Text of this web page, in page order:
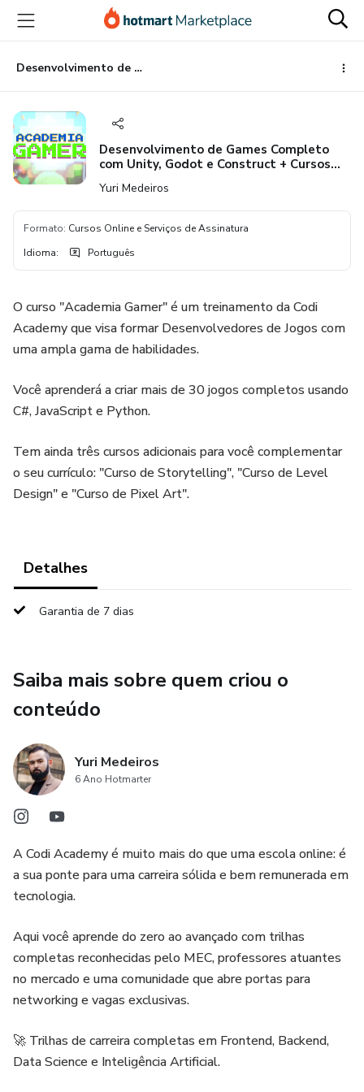
para
conteúdo
principal
para
pagamento
para
rodapé
Desenvolvimento de Games Completo com Unity, Godot e Construct + Cursos Extras
Desenvolvimento de Games Completo
com Unity, Godot e Construct + Cursos
Yuri Medeiros
Formato: Cursos Online e Serviços de Assinatura
Idioma: Português
O curso "Academia Gamer" é um treinamento da Codi
Academy que visa formar Desenvolvedores de Jogos com
uma ampla gama de habilidades.
Você aprenderá a criar mais de 30 jogos completos usando
C#, JavaScript e Python.
Tem ainda três cursos adicionais para você complementar
o seu currículo: "Curso de Storytelling", "Curso de Level
Design" e "Curso de Pixel Art".
Detalhes
Garantia de 7 dias
Saiba mais sobre quem criou o
conteúdo
Yuri Medeiros
6 Ano Hotmarter
A Codi Academy é muito mais do que uma escola online: é
a sua ponte para uma carreira sólida e bem remunerada em
tecnologia.
Aqui você aprende do zero ao avançado com trilhas
completas reconhecidas pelo MEC, professores atuantes
no mercado e uma comunidade que abre portas para
networking e vagas exclusivas.
🚀 Trilhas de carreira completas em Frontend, Backend,
Data Science e Inteligência Artificial.